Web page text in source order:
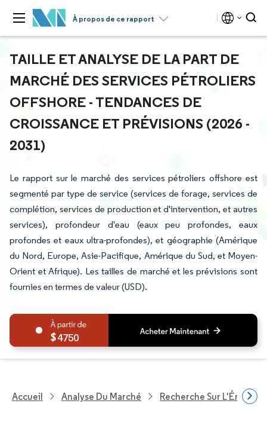
À propos de ce rapport
TAILLE ET ANALYSE DE LA PART DE
MARCHÉ DES SERVICES PÉTROLIERS
OFFSHORE - TENDANCES DE
CROISSANCE ET PRÉVISIONS (2026 -
2031)
Le rapport sur le marché des services pétroliers offshore est
segmenté par type de service (services de forage, services de
complétion, services de production et d'intervention, et autres
services), profondeur d'eau (eaux peu profondes, eaux
profondes et eaux ultra-profondes), et géographie (Amérique
du Nord, Europe, Asie-Pacifique, Amérique du Sud, et Moyen-
Orient et Afrique). Les tailles de marché et les prévisions sont
fournies en termes de valeur (USD).
4750
Accueil Analyse Du Marché Recherche Sur